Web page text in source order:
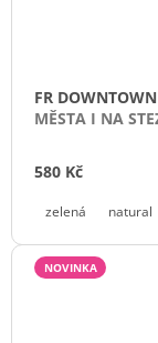
FR
MĚSTA I NA
580 Kč
zelená natural
NOVINKA